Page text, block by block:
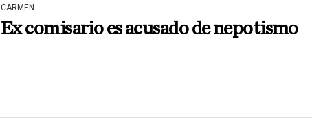
CARMEN
Ex comisario es acusado de nepotismo